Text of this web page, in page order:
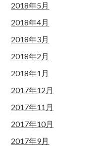
2018年5月
2018年4月
2018年3月
2018年2月
2018年1月
2017年12月
2017年11月
2017年10月
2017年9月